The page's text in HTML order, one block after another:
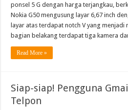
ponsel 5 G dengan harga terjangkau,
Nokia G50 mengusung layar 6,67 inch
layar atas terdapat notch V yang menjadi
bagian belakang terdapat tiga kamera
Read More »
Siap-siap! Pengguna
Telpon